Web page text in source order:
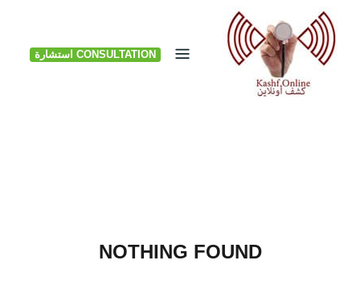
Skip
content
CONSULTATION استشارة
NOTHING FOUND